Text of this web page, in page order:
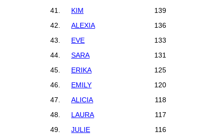
41.
KIM
139
42.
ALEXIA
136
43.
EVE
133
44.
SARA
131
45.
ERIKA
125
46.
EMILY
120
47.
ALICIA
118
48.
LAURA
117
49.
JULIE
116